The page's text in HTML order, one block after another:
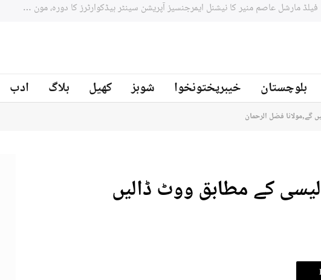
نیوز جنوبي افريقه کے سابق کرکټر مائیکل سمتھ پاکستان کرکٹ ٹیم کے بیٹنگ کوچ مقرر
بلوچستان خیبرپختونخوا شوبز کھیل بلاگ ادب
گے,مولانا فضل الرحمان
کے مطابق ووٹ ڈالیں